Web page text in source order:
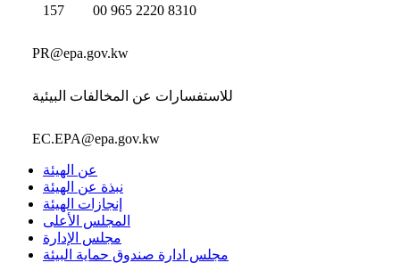
157 00 965 2220 8310
PR@epa.gov.kw
للاستفسارات عن المخالفات البيئية
EC.EPA@epa.gov.kw
عن الهيئة
نبذة عن الهيئة
إنجازات الهيئة
المجلس الأعلى
مجلس الإدارة
مجلس ادارة صندوق حماية البيئة